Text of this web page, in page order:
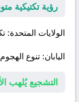
رؤية تكتيكية
الولايات المتحدة:
اليابان: تنوع
التشجيع يُلهب